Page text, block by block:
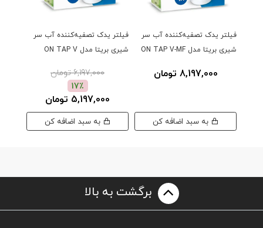
فیلتر یدک تصفیه‌کننده آب سر
شیری بریتا مدل ON TAP V-MF
8,197,000 تومان
فیلتر یدک تصفیه‌کننده آب سر
شیری بریتا مدل ON TAP V
6,197,000 تومان
17٪
5,197,000 تومان
برگشت به بالا